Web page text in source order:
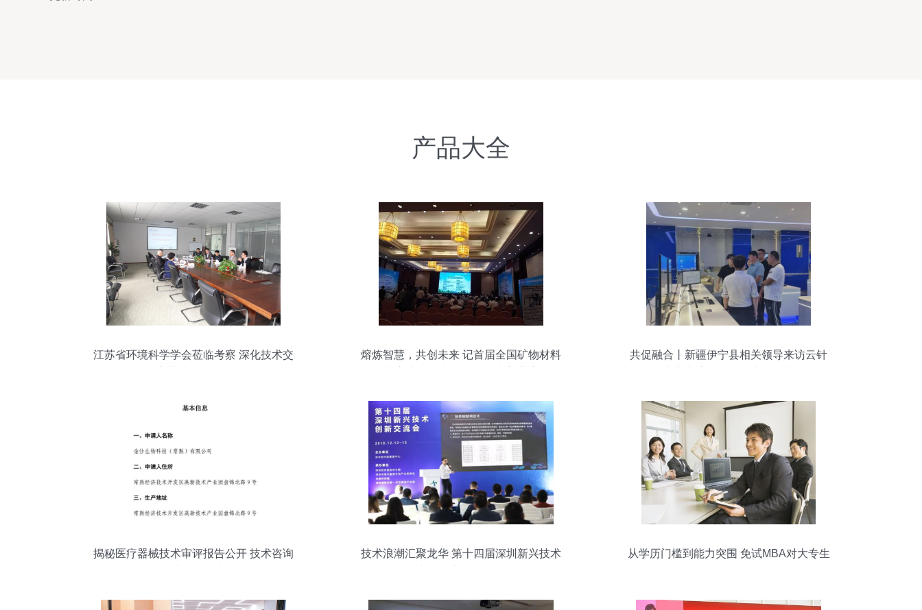
产品大全
江苏省环境科学学会莅临考察 深化技术交
熔炼智慧，共创未来 记首届全国矿物材料
共促融合丨新疆伊宁县相关领导来访云针
揭秘医疗器械技术审评报告公开 技术咨询
技术浪潮汇聚龙华 第十四届深圳新兴技术
从学历门槛到能力突围 免试MBA对大专生